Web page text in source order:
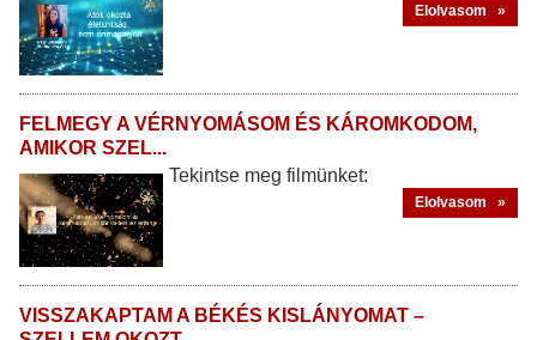
Elolvasom »
FELMEGY A VÉRNYOMÁSOM ÉS KÁROMKODOM,
AMIKOR SZEL...
Tekintse meg filmünket:
Elolvasom »
VISSZAKAPTAM A BÉKÉS KISLÁNYOMAT –